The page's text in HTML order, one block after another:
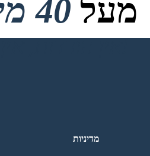
מעל 40 מיליון
אין הורדות, אין כרטיס אשראי ואין צורך בכניסה כדי לנסות!
מדיניות